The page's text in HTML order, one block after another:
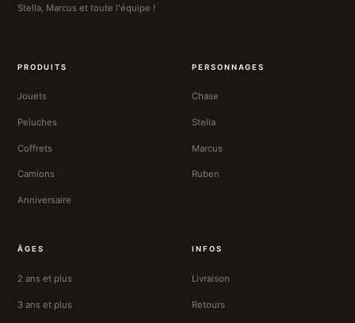
Stella, Marcus et toute l'équipe !
PRODUITS
Jouets
Peluches
Coffrets
Camions
Anniversaire
PERSONNAGES
Chase
Stella
Marcus
Ruben
ÂGES
2 ans et plus
3 ans et plus
INFOS
Livraison
Retours